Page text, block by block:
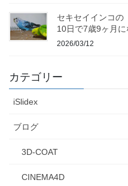
セキセイインコの
10日で7歳9ヶ月に
2026/03/12
カテゴリー
iSlidex
ブログ
3D-COAT
CINEMA4D